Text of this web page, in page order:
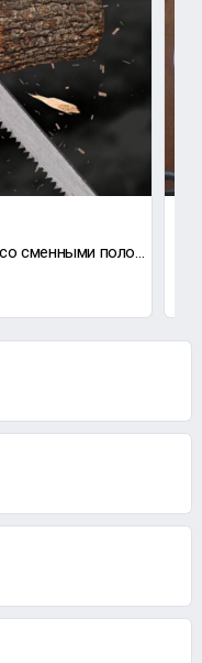
Универсальная ножовка (пила) со сменными полотнами для разных категорий работ, 5 в 1, НОВАЯ ! ! !